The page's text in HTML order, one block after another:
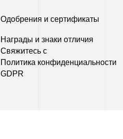
Одобрения и сертификаты
Награды и знаки отличия
Свяжитесь с
Политика конфиденциальности
GDPR